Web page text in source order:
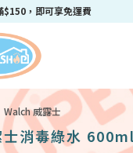
$150，即可享免運費
Walch 威露士
消毒綠水 600ml